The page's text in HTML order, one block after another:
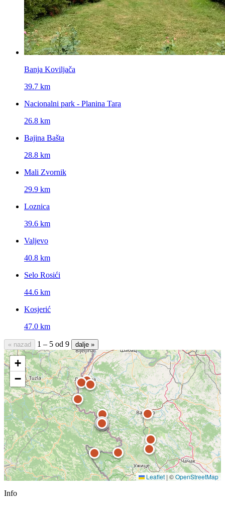
Banja Koviljača
39.7 km
Nacionalni park - Planina Tara
26.8 km
Bajina Bašta
28.8 km
Mali Zvornik
29.9 km
Loznica
39.6 km
Valjevo
40.8 km
Selo Rosići
44.6 km
Kosjerić
47.0 km
« nazad 1 – 5 od 9 dalje »
+
−
Leaflet | ©OpenStreetMap
Info